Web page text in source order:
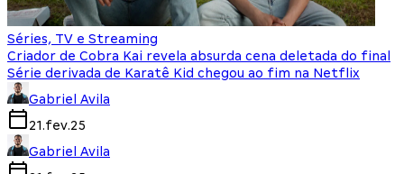
Séries, TV e Streaming
Criador de Cobra Kai revela absurda cena deletada do final
Série derivada de Karatê Kid chegou ao fim na Netflix
Gabriel Avila
21.fev.25
Gabriel Avila